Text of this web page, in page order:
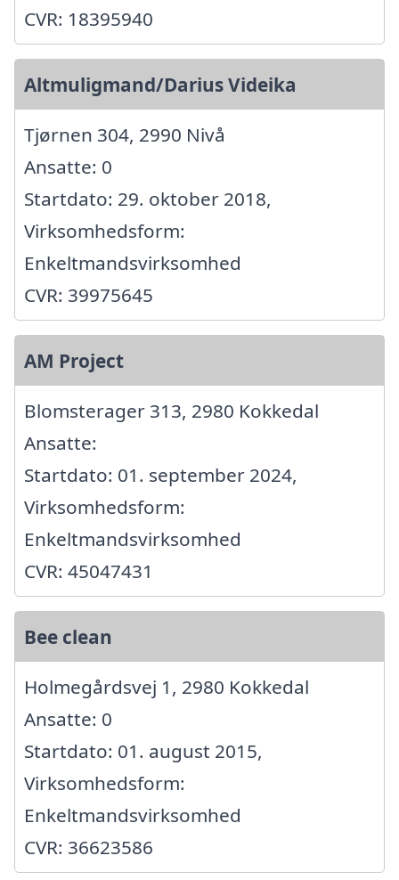
CVR: 18395940
Altmuligmand/Darius Videika
Tjørnen 304, 2990 Nivå
Ansatte: 0
Startdato: 29. oktober 2018,
Virksomhedsform:
Enkeltmandsvirksomhed
CVR: 39975645
AM Project
Blomsterager 313, 2980 Kokkedal
Ansatte:
Startdato: 01. september 2024,
Virksomhedsform:
Enkeltmandsvirksomhed
CVR: 45047431
Bee clean
Holmegårdsvej 1, 2980 Kokkedal
Ansatte: 0
Startdato: 01. august 2015,
Virksomhedsform:
Enkeltmandsvirksomhed
CVR: 36623586